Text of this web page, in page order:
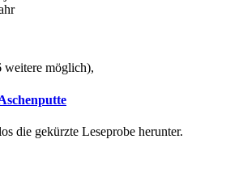
weitere möglich),
die gekürzte Leseprobe herunter.